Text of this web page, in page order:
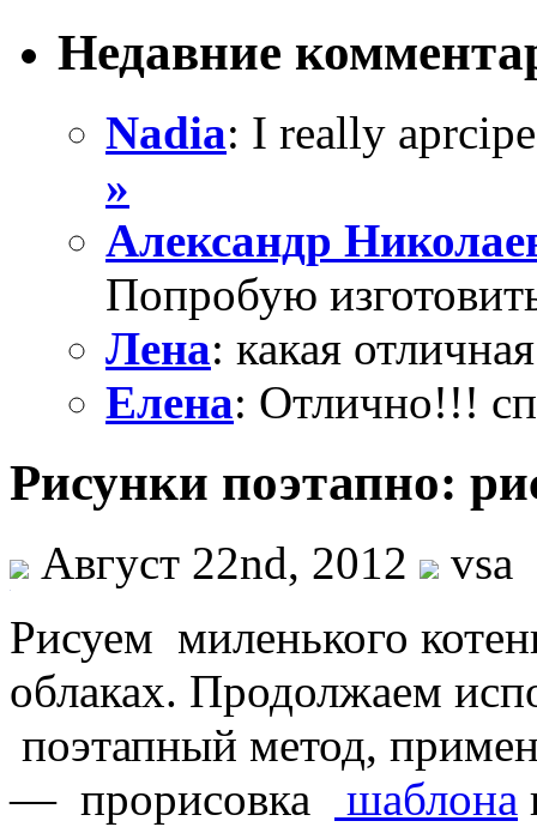
Недавние
Nadia: I really
»
Александр
Попробую
Лена: какая
Елена: Отлично!!!
Рисунки поэтапно:
Август 22nd, 2012
vsa
Рисуем миленького
облаках. Продолжаем
поэтапный метод,
— прорисовка
шаблона